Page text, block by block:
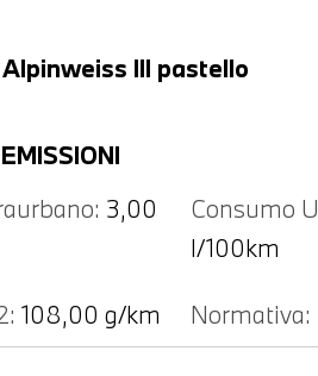
Alpinweiss III pastello
3,00
Consumo
l/100km
108,00 g/km Normativa: